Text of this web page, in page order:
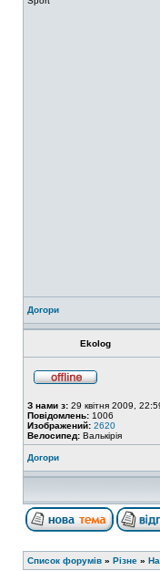
Догори
Ekolog
З нами з: 29 квітня 2009,
Повідомлень: 1006
Изображений: 2620
Велосипед: Валькірія
Догори
Список форумів » Різне »